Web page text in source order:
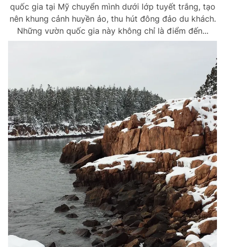
quốc gia tại Mỹ chuyển mình dưới lớp tuyết trắng, tạo
nên khung cảnh huyền ảo, thu hút đông đảo du khách.
Những vườn quốc gia này không chỉ là điểm đến...